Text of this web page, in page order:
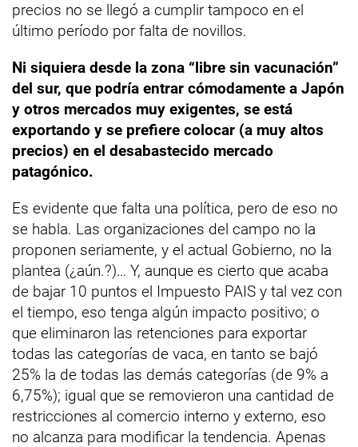
precios no se llegó a cumplir tampoco en el
último período por falta de novillos.
Ni siquiera desde la zona “libre sin vacunación”
del sur, que podría entrar cómodamente a Japón
y otros mercados muy exigentes, se está
exportando y se prefiere colocar (a muy altos
precios) en el desabastecido mercado
patagónico.
Es evidente que falta una política, pero de eso no
se habla. Las organizaciones del campo no la
proponen seriamente, y el actual Gobierno, no la
plantea (¿aún.?)… Y, aunque es cierto que acaba
de bajar 10 puntos el Impuesto PAIS y tal vez con
el tiempo, eso tenga algún impacto positivo; o
que eliminaron las retenciones para exportar
todas las categorías de vaca, en tanto se bajó
25% la de todas las demás categorías (de 9% a
6,75%); igual que se removieron una cantidad de
restricciones al comercio interno y externo, eso
no alcanza para modificar la tendencia. Apenas